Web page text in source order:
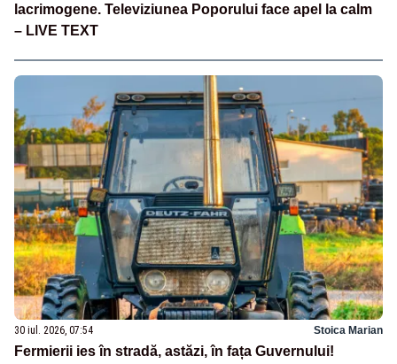
lacrimogene. Televiziunea Poporului face apel la calm
– LIVE TEXT
30 iul. 2026, 07:54 Stoica Marian
Fermierii ies în stradă, astăzi, în fața Guvernului!